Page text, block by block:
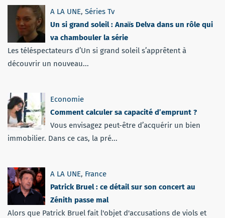
A LA UNE, Séries Tv
Un si grand soleil : Anaïs Delva dans un rôle qui
va chambouler la série
Les téléspectateurs d’Un si grand soleil s’apprêtent à
découvrir un nouveau...
Economie
Comment calculer sa capacité d’emprunt ?
Vous envisagez peut-être d’acquérir un bien
immobilier. Dans ce cas, la pré...
A LA UNE, France
Patrick Bruel : ce détail sur son concert au
Zénith passe mal
Alors que Patrick Bruel fait l'objet d'accusations de viols et